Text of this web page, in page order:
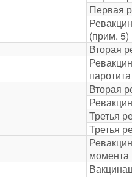
Первая
(прим. 5)
Вторая
паротита
Вторая
Третья
Третья
момента